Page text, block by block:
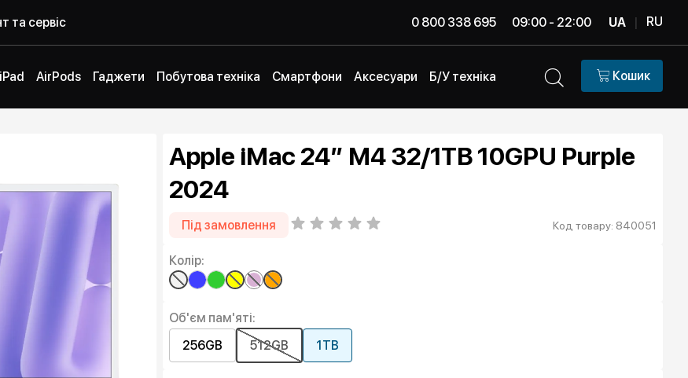
та сервіс 0 800 338 695 09:00 - 22:00 UA | RU
iPad AirPods Гаджети Побутова техніка Смартфони Аксесуари Б/У техніка Кошик
Apple iMac 24” M4 32/1TB 10GPU Purple
2024
Під замовлення Код товару: 840051
Колір:
Об'єм пам'яті:
256GB
512GB 1TB